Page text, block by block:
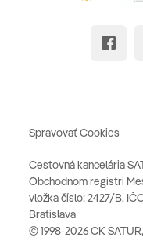
Cestovná kancelária
Obchodnom registri
vložka číslo: 2427/B,
Bratislava
© 1998-2026 CK
Spravovať Cookies